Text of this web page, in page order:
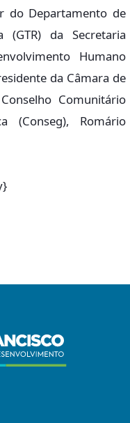
do Departamento de
(GTR) da Secretaria
Humano
da Câmara de
Comunitário
(Conseg), Romário